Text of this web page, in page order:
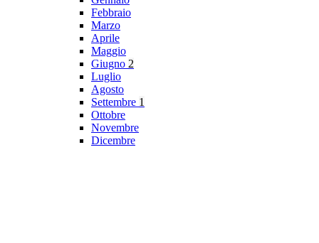
Febbraio
Marzo
Aprile
Maggio
Giugno 2
Luglio
Agosto
Settembre 1
Ottobre
Novembre
Dicembre